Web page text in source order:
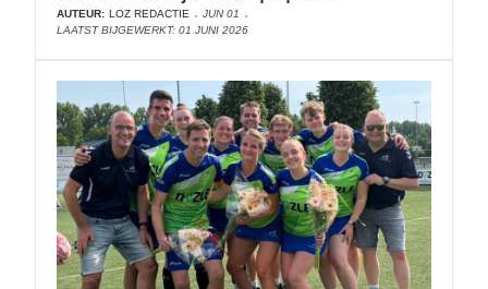
AUTEUR: LOZ REDACTIE
JUN 01
LAATST BIJGEWERKT: 01 JUNI 2026